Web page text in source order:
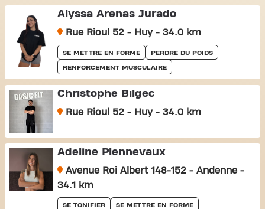
Alyssa Arenas Jurado
Rue Rioul 52 - Huy - 34.0 km
SE METTRE EN FORME PERDRE DU POIDS
RENFORCEMENT MUSCULAIRE
Christophe Bilgec
Rue Rioul 52 - Huy - 34.0 km
Adeline Plennevaux
Avenue Roi Albert 148-152 - Andenne -
34.1 km
SE TONIFIER SE METTRE EN FORME